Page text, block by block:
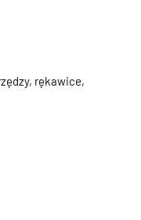
rękawice,